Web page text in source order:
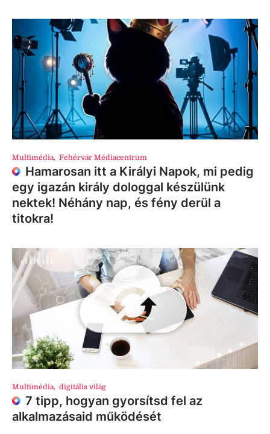
Multimédia, Fehérvár Médiacentrum
Hamarosan itt a Királyi Napok, mi pedig
egy igazán király dologgal készülünk
nektek! Néhány nap, és fény derül a
titokra!
Multimédia, digitális világ
7 tipp, hogyan gyorsítsd fel az
alkalmazásaid működését